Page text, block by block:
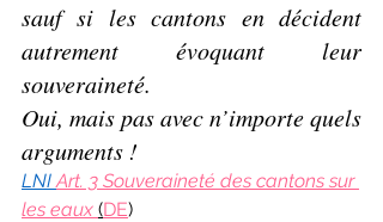
sauf si les cantons en décident
autrement évoquant leur
souveraineté.
Oui, mais pas avec n’importe quels
arguments !
LNI Art. 3 Souveraineté des cantons sur
les eaux (DE)